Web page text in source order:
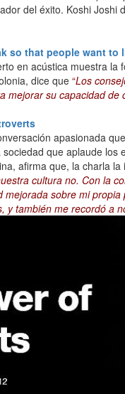
del éxito. Koshi Joshi
so that people want to
en acústica muestra
dice que “Los
mejorar su capacidad de
apasionada
que aplaude los
afirma que, la charla
cultura no. Con la
sobre mi
y también me recordó a